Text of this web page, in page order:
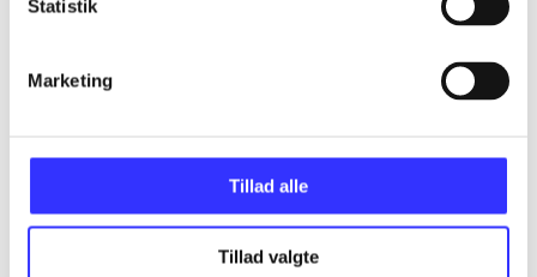
Statistik
Marketing
Tillad alle
Tillad valgte
Artikler